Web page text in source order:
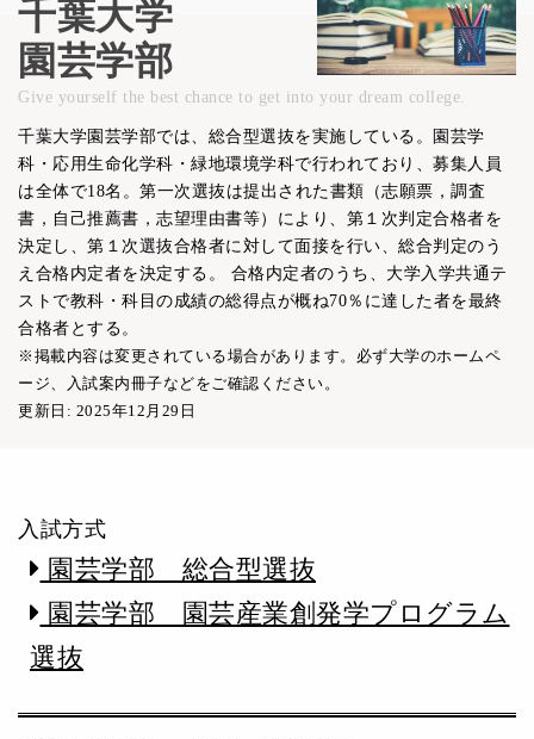
千葉大学
園芸学部
Give yourself the best chance to get into your dream college.
千葉大学園芸学部では、総合型選抜を実施している。園芸学
科・応用生命化学科・緑地環境学科で行われており、募集人員
は全体で18名。第一次選抜は提出された書類（志願票，調査
書，自己推薦書，志望理由書等）により、第１次判定合格者を
決定し、第１次選抜合格者に対して面接を行い、総合判定のう
え合格内定者を決定する。 合格内定者のうち、大学入学共通テ
ストで教科・科目の成績の総得点が概ね70％に達した者を最終
合格者とする。
※掲載内容は変更されている場合があります。必ず大学のホームペ
ージ、入試案内冊子などをご確認ください。
更新日: 2025年12月29日
入試方式
園芸学部 総合型選抜
園芸学部 園芸産業創発学プログラム
選抜